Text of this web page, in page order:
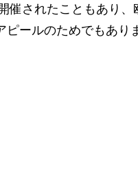
催されたこともあり
ールのためでもあり